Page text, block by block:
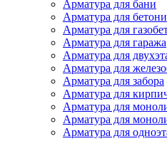
Арматура для бани
Арматура для
Арматура для
Арматура для гаража
Арматура для
Арматура для
Арматура для забора
Арматура для
Арматура для
Арматура для
Арматура для